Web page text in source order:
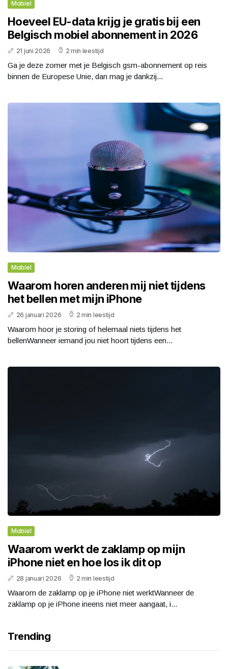
Mobiel
Hoeveel EU-data krijg je gratis bij een
Belgisch mobiel abonnement in 2026
21 juni 2026 2 min leestijd
Ga je deze zomer met je Belgisch gsm-abonnement op reis
binnen de Europese Unie, dan mag je dankzij...
Mobiel
Waarom horen anderen mij niet tijdens
het bellen met mijn iPhone
26 januari 2026 2 min leestijd
Waarom hoor je storing of helemaal niets tijdens het
bellenWanneer iemand jou niet hoort tijdens een...
Mobiel
Waarom werkt de zaklamp op mijn
iPhone niet en hoe los ik dit op
28 januari 2026 2 min leestijd
Waarom de zaklamp op je iPhone niet werktWanneer de
zaklamp op je iPhone ineens niet meer aangaat, i...
Trending